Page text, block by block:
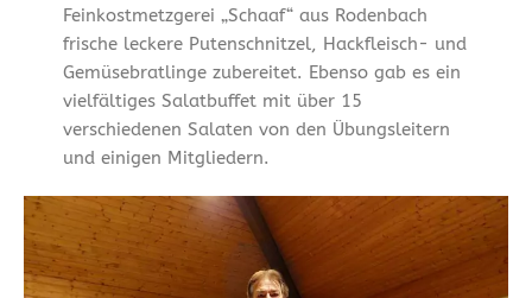
Feinkostmetzgerei „Schaaf“ aus Rodenbach
frische leckere Putenschnitzel, Hackfleisch- und
Gemüsebratlinge zubereitet. Ebenso gab es ein
vielfältiges Salatbuffet mit über 15
verschiedenen Salaten von den Übungsleitern
und einigen Mitgliedern.